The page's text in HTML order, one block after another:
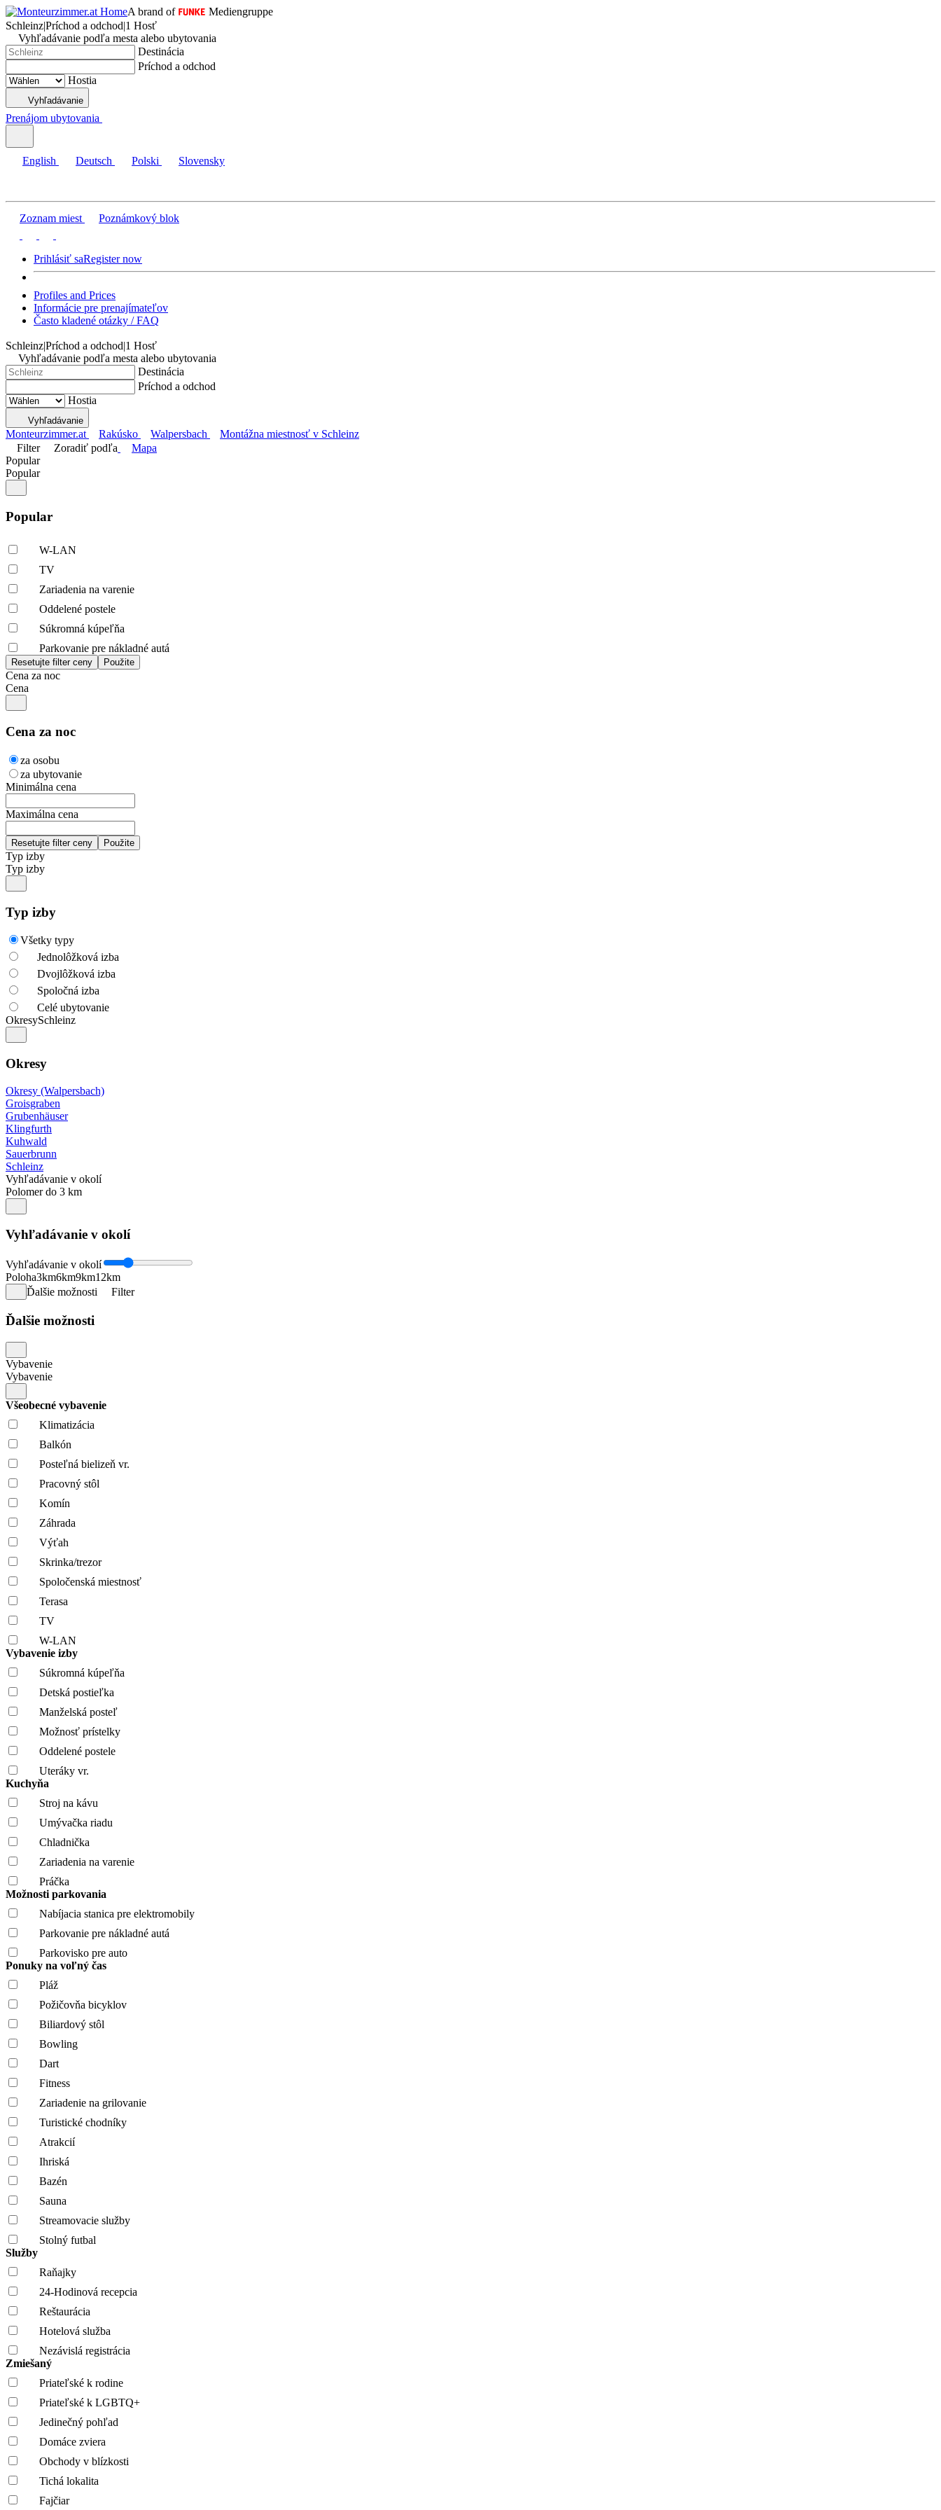
A brand of
Mediengruppe
Schleinz|Príchod a odchod|1 Hosť
Vyhľadávanie podľa mesta alebo ubytovania
Destinácia
Príchod a odchod
Hostia
Vyhľadávanie
Prenájom ubytovania
English Deutsch Polski Slovensky
Zoznam miest Poznámkový blok
Prihlásiť saRegister now
Profiles and Prices
Informácie pre prenajímateľov
Často kladené otázky / FAQ
Schleinz|Príchod a odchod|1 Hosť
Vyhľadávanie podľa mesta alebo ubytovania
Destinácia
Príchod a odchod
Hostia
Vyhľadávanie
Monteurzimmer.at Rakúsko Walpersbach
Montážna miestnosť v Schleinz
Filter
Zoradiť podľa
Mapa
Popular
Popular
Popular
W-LAN
TV
Zariadenia na varenie
Oddelené postele
Súkromná kúpeľňa
Parkovanie pre nákladné autá
Cena za noc
Cena
Cena za noc
za osobu
za ubytovanie
Minimálna cena
Maximálna cena
Typ izby
Typ izby
Typ izby
Všetky typy
Jednolôžková izba
Dvojlôžková izba
Spoločná izba
Celé ubytovanie
OkresySchleinz
Okresy
Okresy (Walpersbach)
Groisgraben
Grubenhäuser
Klingfurth
Kuhwald
Sauerbrunn
Schleinz
Vyhľadávanie v okolí
Polomer do 3 km
Vyhľadávanie v okolí
Vyhľadávanie v okolí
Poloha3km6km9km12km
Ďalšie možnosti
Filter
Ďalšie možnosti
Vybavenie
Vybavenie
Všeobecné vybavenie
Klimatizácia
Balkón
Posteľná bielizeň vr.
Pracovný stôl
Komín
Záhrada
Výťah
Skrinka/trezor
Spoločenská miestnosť
Terasa
TV
W-LAN
Vybavenie izby
Súkromná kúpeľňa
Detská postieľka
Manželská posteľ
Možnosť prístelky
Oddelené postele
Uteráky vr.
Kuchyňa
Stroj na kávu
Umývačka riadu
Chladnička
Zariadenia na varenie
Práčka
Možnosti parkovania
Nabíjacia stanica pre elektromobily
Parkovanie pre nákladné autá
Parkovisko pre auto
Ponuky na voľný čas
Pláž
Požičovňa bicyklov
Biliardový stôl
Bowling
Dart
Fitness
Zariadenie na grilovanie
Turistické chodníky
Atrakcií
Ihriská
Bazén
Sauna
Streamovacie služby
Stolný futbal
Služby
Raňajky
24-Hodinová recepcia
Reštaurácia
Hotelová služba
Nezávislá registrácia
Zmiešaný
Priateľské k rodine
Priateľské k LGBTQ+
Jedinečný pohľad
Domáce zviera
Obchody v blízkosti
Tichá lokalita
Fajčiar